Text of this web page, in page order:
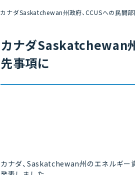
カナダSaskatchewan州政府、CCUSへの民間
カナダSaskatchewan
先事項に
カナダ、Saskatchewan州のエネルギー